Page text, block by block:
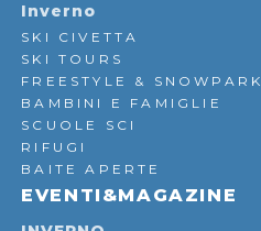
Inverno
SKI CIVETTA
SKI TOURS
FREESTYLE & SNOWPARK
BAMBINI E FAMIGLIE
SCUOLE SCI
RIFUGI
BAITE APERTE
EVENTI&MAGAZINE